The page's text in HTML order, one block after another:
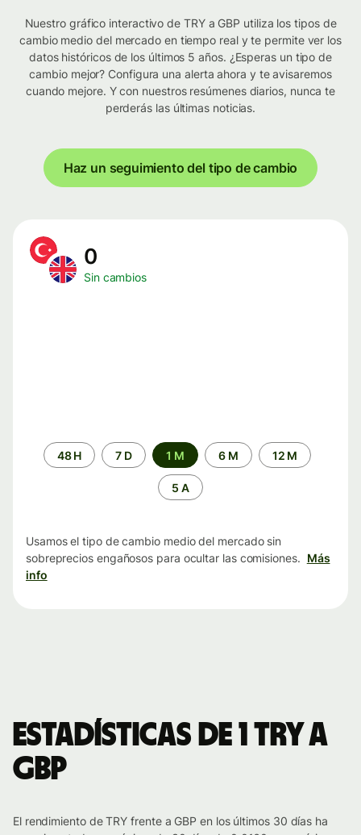
Nuestro gráfico interactivo de TRY a GBP utiliza los tipos de
cambio medio del mercado en tiempo real y te permite ver los
datos históricos de los últimos 5 años. ¿Esperas un tipo de
cambio mejor? Configura una alerta ahora y te avisaremos
cuando mejore. Y con nuestros resúmenes diarios, nunca te
perderás las últimas noticias.
Haz un seguimiento del tipo de cambio
0
Sin cambios
Periodo48 H 7 D 1 M 6 M 12 M
5 A
Usamos el tipo de cambio medio del mercado sin
sobreprecios engañosos para ocultar las comisiones. Más
info
Estadísticas de 1 TRY a
GBP
El rendimiento de TRY frente a GBP en los últimos 30 días ha